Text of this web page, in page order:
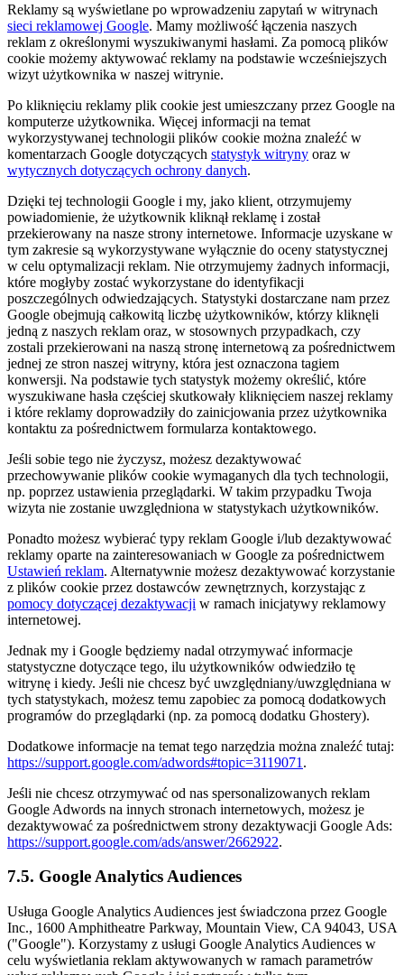
Reklamy są wyświetlane po wprowadzeniu zapytań w witrynach
sieci reklamowej Google. Mamy możliwość łączenia naszych
reklam z określonymi wyszukiwanymi hasłami. Za pomocą plików
cookie możemy aktywować reklamy na podstawie wcześniejszych
wizyt użytkownika w naszej witrynie.
Po kliknięciu reklamy plik cookie jest umieszczany przez Google na
komputerze użytkownika. Więcej informacji na temat
wykorzystywanej technologii plików cookie można znaleźć w
komentarzach Google dotyczących statystyk witryny oraz w
wytycznych dotyczących ochrony danych.
Dzięki tej technologii Google i my, jako klient, otrzymujemy
powiadomienie, że użytkownik kliknął reklamę i został
przekierowany na nasze strony internetowe. Informacje uzyskane w
tym zakresie są wykorzystywane wyłącznie do oceny statystycznej
w celu optymalizacji reklam. Nie otrzymujemy żadnych informacji,
które mogłyby zostać wykorzystane do identyfikacji
poszczególnych odwiedzających. Statystyki dostarczane nam przez
Google obejmują całkowitą liczbę użytkowników, którzy kliknęli
jedną z naszych reklam oraz, w stosownych przypadkach, czy
zostali przekierowani na naszą stronę internetową za pośrednictwem
jednej ze stron naszej witryny, która jest oznaczona tagiem
konwersji. Na podstawie tych statystyk możemy określić, które
wyszukiwane hasła częściej skutkowały kliknięciem naszej reklamy
i które reklamy doprowadziły do zainicjowania przez użytkownika
kontaktu za pośrednictwem formularza kontaktowego.
Jeśli sobie tego nie życzysz, możesz dezaktywować
przechowywanie plików cookie wymaganych dla tych technologii,
np. poprzez ustawienia przeglądarki. W takim przypadku Twoja
wizyta nie zostanie uwzględniona w statystykach użytkowników.
Ponadto możesz wybierać typy reklam Google i/lub dezaktywować
reklamy oparte na zainteresowaniach w Google za pośrednictwem
Ustawień reklam. Alternatywnie możesz dezaktywować korzystanie
z plików cookie przez dostawców zewnętrznych, korzystając z
pomocy dotyczącej dezaktywacji w ramach inicjatywy reklamowy
internetowej.
Jednak my i Google będziemy nadal otrzymywać informacje
statystyczne dotyczące tego, ilu użytkowników odwiedziło tę
witrynę i kiedy. Jeśli nie chcesz być uwzględniany/uwzględniana w
tych statystykach, możesz temu zapobiec za pomocą dodatkowych
programów do przeglądarki (np. za pomocą dodatku Ghostery).
Dodatkowe informacje na temat tego narzędzia można znaleźć tutaj:
https://support.google.com/adwords#topic=3119071 .
Jeśli nie chcesz otrzymywać od nas spersonalizowanych reklam
Google Adwords na innych stronach internetowych, możesz je
dezaktywować za pośrednictwem strony dezaktywacji Google Ads:
https://support.google.com/ads/answer/2662922.
7.5. Google Analytics Audiences
Usługa Google Analytics Audiences jest świadczona przez Google
Inc., 1600 Amphitheatre Parkway, Mountain View, CA 94043, USA
("Google"). Korzystamy z usługi Google Analytics Audiences w
celu wyświetlania reklam aktywowanych w ramach parametrów